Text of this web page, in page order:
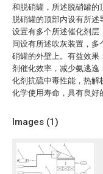
和脱硝罐，所述脱硝罐的
脱硝罐的顶部内设有所
设置有多个所述催化剂层
间设有所述吹灰装置，
硝罐的外壁上。有益效果
剂催化效率，减少氨逃逸
化剂抗硫中毒性能，热解
化学使用寿命，具有良好
Images (1)